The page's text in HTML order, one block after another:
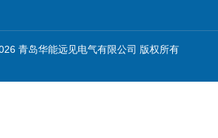
青岛华能远见电气有限公司 版权所有